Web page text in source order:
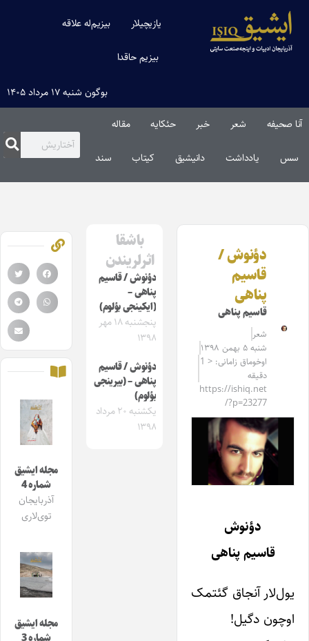
یازیچیلار بیزیم‌له علاقه
بیزیم حاقدا
بوگون شنبه ۱۷ مرداد ۱۴۰۵
آنا صحیفه شعر خبر حئکایه مقاله‌
سس یادداشت دانیشیق کیتاب سند
دؤنوش /
قاسیم
پناهی
قاسیم پناهی
شعر
شنبه ۵ بهمن ۱۳۹۸
اوخوماق زامانی: < 1
دقیقه
https://ishiq.net
/?p=23277
دؤنوش
قاسیم پناهی
یول‌لار آنجاق گئتمک
اوچون دگیل!
باشقا
اثرلریندن
دؤنوش / قاسیم
پناهی –
(ایکینجی بؤلوم)
پنجشنبه ۱۸ مهر
۱۳۹۸
دؤنوش / قاسیم
پناهی – (بیرینجی
بؤلوم)
یکشنبه ۲۰ مرداد
۱۳۹۸
مجله ایشیق
شماره 4
آذربایجان
توی‌لاری
مجله ایشیق